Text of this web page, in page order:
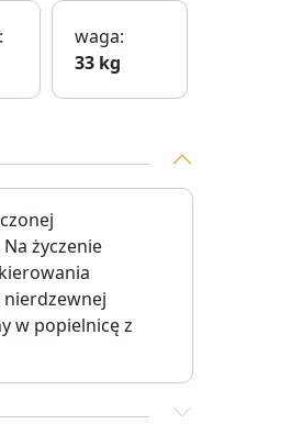
waga:
33 kg
życzenie
w popielnicę z